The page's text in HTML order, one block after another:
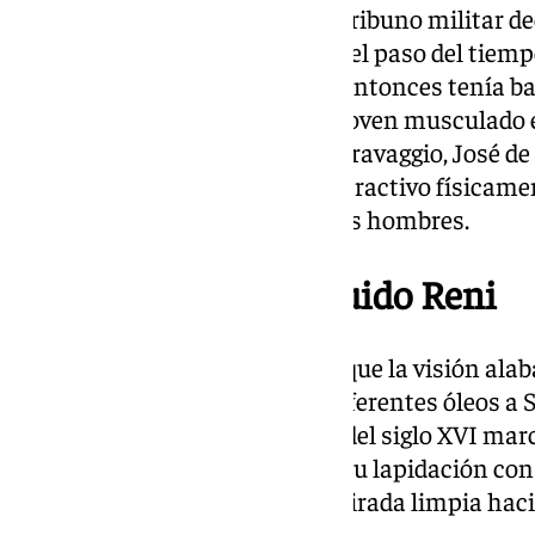
En la Iglesia la imagen de este tribuno militar
Fe y mártir, fue cambiando con el paso del
siempre su iconografía. Hasta entonces tenía
ajado, hasta que pasó a ser un joven
, Caravaggio, José
mostrar a este San Sebastián atractivo
para hombres atraídos por otros hombres.
La importancia de Guido Reni
Aunque quizás la obra que marque la visión
de Guido Reni, quien pone en diferentes óleos
la ubicación. El pintor boloñés del siglo XVI
Sebastianus, complaciente en su lapidación
del cuerpo sugerente y con la mirada limpia